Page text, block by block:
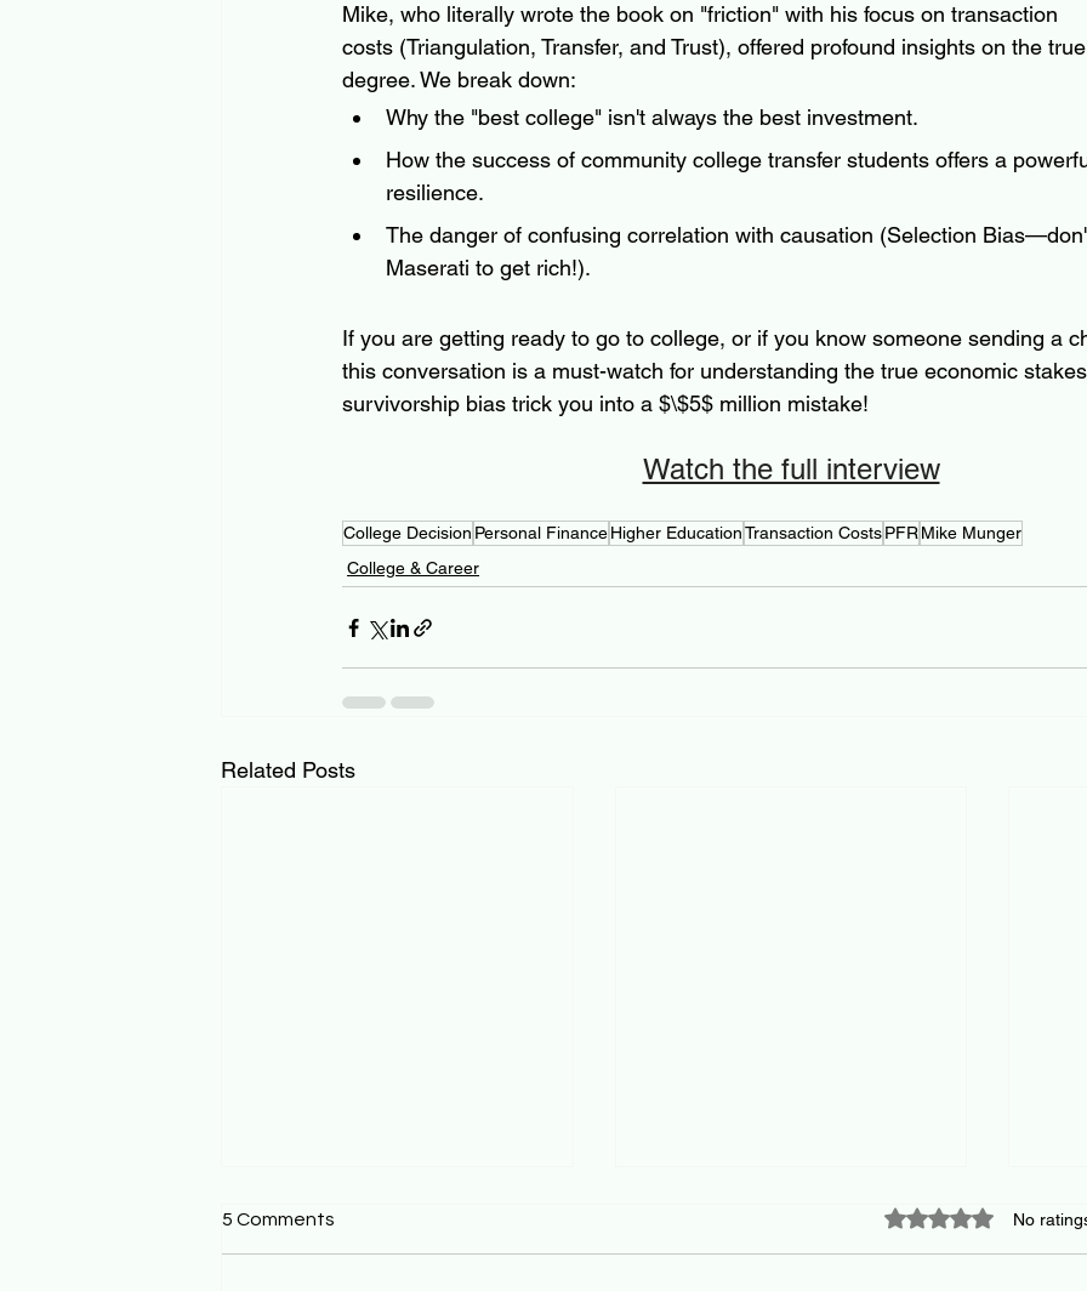
Mike, who literally wrote the book on "friction" with his focus on transaction
costs (Triangulation, Transfer, and Trust), offered profound insights on the
degree. We break down:
Why the "best college" isn't always the best investment.
How the success of community college transfer students offers a
resilience.
The danger of confusing correlation with causation (Selection
Maserati to get rich!).
If you are getting ready to go to college, or if you know someone sending a
this conversation is a must-watch for understanding the true economic
survivorship bias trick you into a $\$5$ million mistake!
Watch the full interview
College Decision Personal FinanceHigher EducationTransaction CostsPFRMike Munger
College & Career
Related Posts
5 Comments Rated 0 out of 5
No